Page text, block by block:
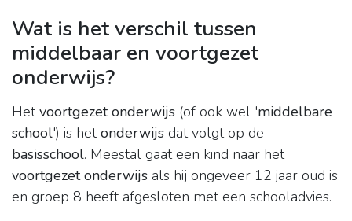
Wat is het verschil tussen
middelbaar en voortgezet
onderwijs?
Hetvoortgezet onderwijs (of ook wel 'middelbare
school') is hetonderwijs dat volgt op de
basisschool. Meestal gaat een kind naar het
voortgezet onderwijs als hij ongeveer 12 jaar oud is
en groep 8 heeft afgesloten met een schooladvies.